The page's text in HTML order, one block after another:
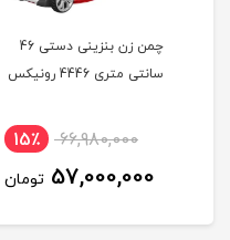
چمن زن بنزینی دستی 46
سانتی متری 4446 رونیکس
66,980,000 15٪
57,000,000 تومان